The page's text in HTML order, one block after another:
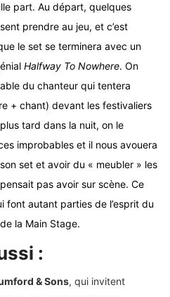
part. Au départ, quelques
prendre au jeu, et c’est
le set se terminera avec un
Halfway To Nowhere. On
du chanteur qui tentera
+ chant) devant les festivaliers
tard dans la nuit, on le
improbables et il nous avouera
set et avoir du « meubler » les
pas avoir sur scène. Ce
font autant parties de l’esprit du
la Main Stage.
:
& Sons, qui invitent